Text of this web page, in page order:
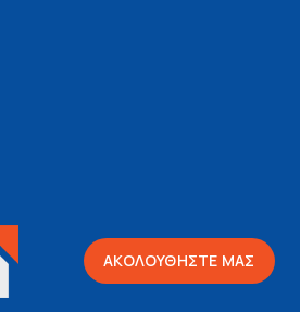
ΑΚΟΛΟΥΘΗΣΤΕ ΜΑΣ